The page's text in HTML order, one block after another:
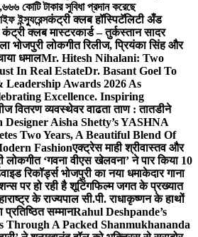
কোটি টাকার সুবিধা প্রদান করেছে
ইন্স্যুরেন্সकंट्री क्लब हॉस्पिटॅलिटी अँड
क्लब मास्टरकार्ड – तुर्कस्तान सादर
भोजपुरी लोकगीत रिलीज, प्रियंका सिंह और
धमालMr. Hitesh Nihalani: Two
In Real EstateDr. Basant Goel To
Leadership Awards 2026 As
Excellence. Inspiring
वीज वितरण व्यवस्थेवर वाढता ताण : तातडीने
Designer Aisha Shetty’s YASHNA
Two Years, A Beautiful Blend Of
Fashionएक्ट्रेस माही श्रीवास्तव और
लोकगीत ‘गवना वीएस खेलवना’ ने पार किया 10
रिकॉर्ड्स भोजपुरी का नया धमाकेदार गाना
पर हो रही है शूटिंगफिल्म जगत के प्रख्यात
के राज्यपाल सी.पी. राधाकृष्णन के हाथों
प्रतिष्ठित सम्मानRahul Deshpande’s
Through A Packed Shanmukhananda